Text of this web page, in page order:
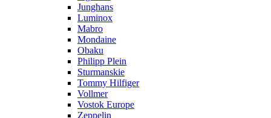
Junghans
Luminox
Mabro
Mondaine
Obaku
Philipp Plein
Sturmanskie
Tommy Hilfiger
Vollmer
Vostok Europe
Zeppelin